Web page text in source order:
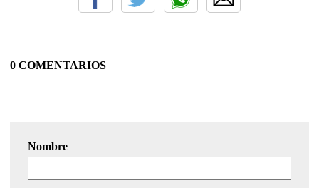
0 COMENTARIOS
Nombre